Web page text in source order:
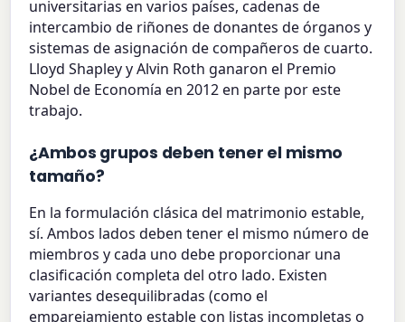
universitarias en varios países, cadenas de
intercambio de riñones de donantes de órganos y
sistemas de asignación de compañeros de cuarto.
Lloyd Shapley y Alvin Roth ganaron el Premio
Nobel de Economía en 2012 en parte por este
trabajo.
¿Ambos grupos deben tener el mismo
tamaño?
En la formulación clásica del matrimonio estable,
sí. Ambos lados deben tener el mismo número de
miembros y cada uno debe proporcionar una
clasificación completa del otro lado. Existen
variantes desequilibradas (como el
emparejamiento estable con listas incompletas o